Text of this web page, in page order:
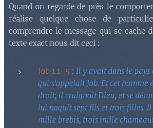
Quand on regarde de près le
réalise quelque chose de
comprendre le message qui se cache
texte exact nous dit ceci :
Job 1.1-5 : Il y avait dans le pays
qui s'appelait Job. Et cet homme
droit; il craignait Dieu, et se
lui naquit sept fils et trois filles. Il
mille brebis, trois mille